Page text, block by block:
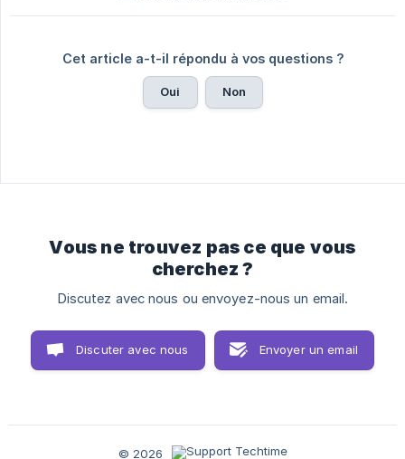
Cet article a-t-il répondu à vos questions ?
Oui Non
Vous ne trouvez pas ce que vous
cherchez ?
Discutez avec nous ou envoyez-nous un email.
Discuter avec nous Envoyer un email
© 2026